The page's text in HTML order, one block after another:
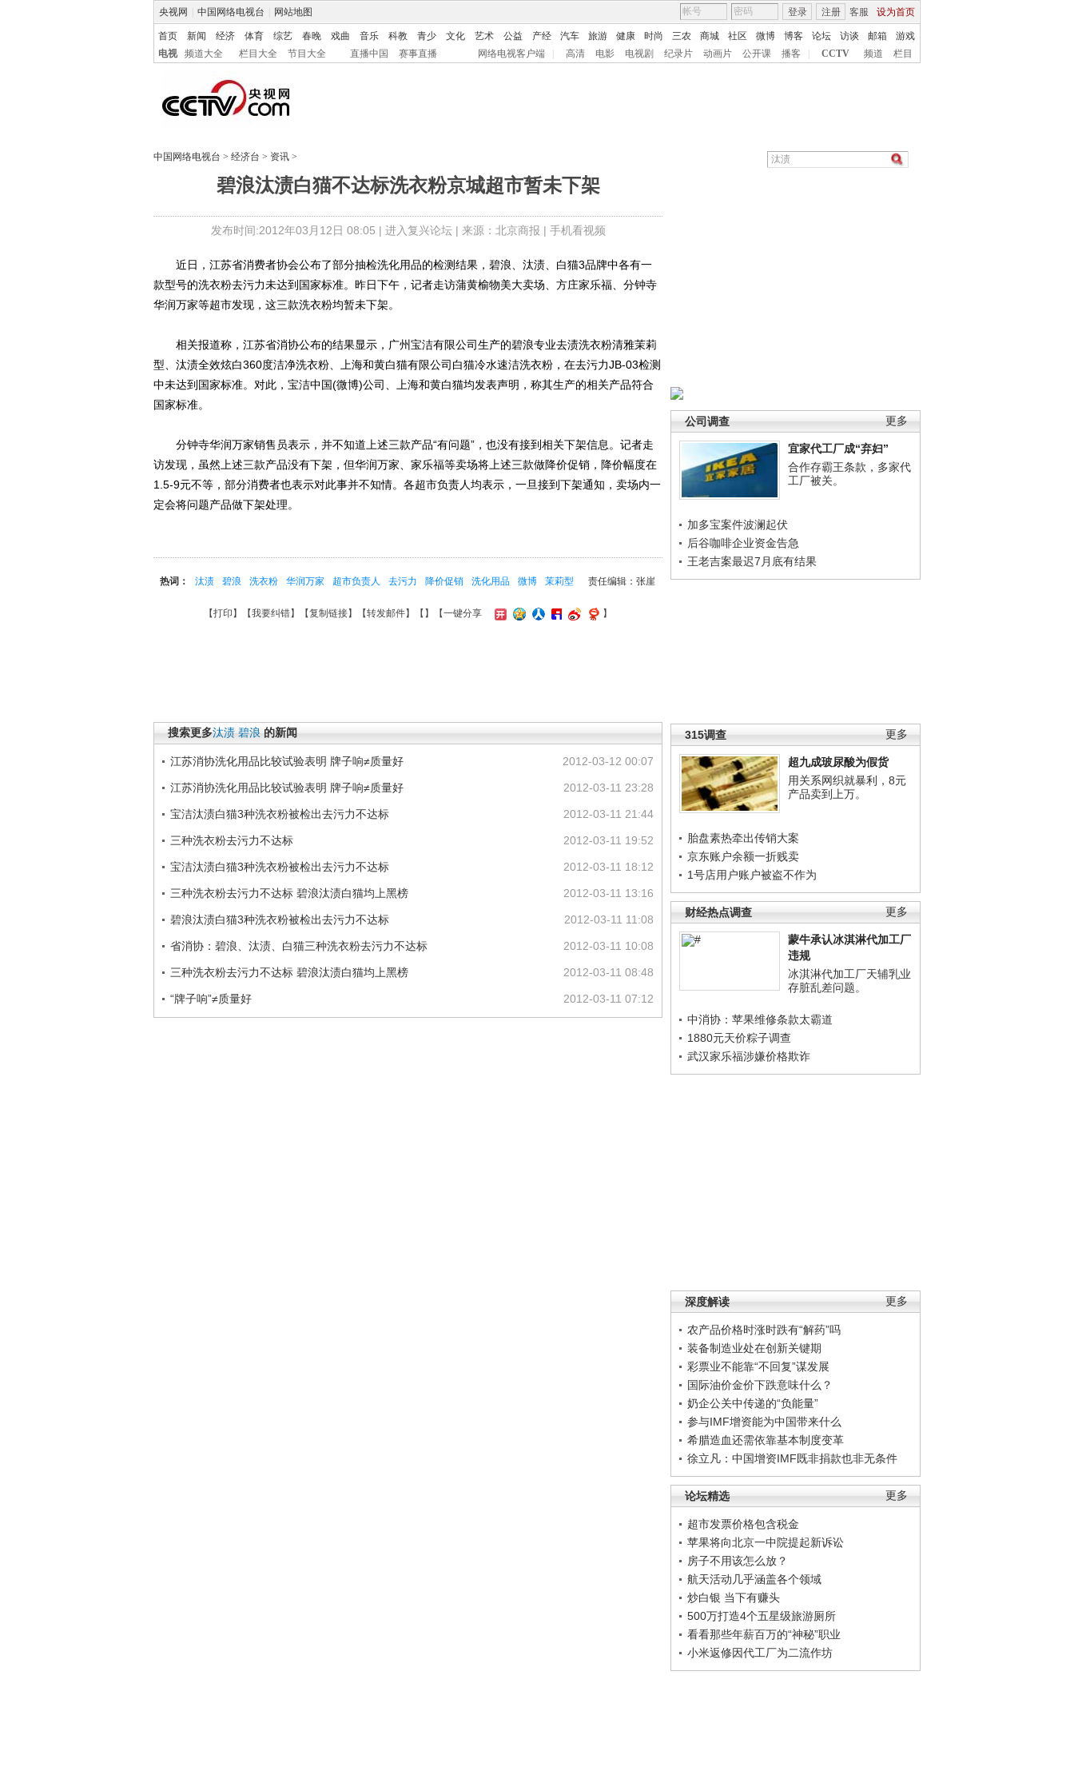
央视网 中国网络电视台 网站地图 客服 设为首页
登录 注册
首页 新闻 经济 体育 综艺 春晚 戏曲 音乐 科教 青少 文化 艺术 公益 产经 汽车 旅游 健康 时尚 三农 商城 社区 微博 博客 论坛 访谈 邮箱
游戏
电视
频道大全 栏目大全 节目大全 直播中国 赛事直播 网络电视客户端 高清 电影 电视剧 纪录片 动画片 公开课 播客 CCTV 频道 栏目
中国网络电视台 > 经济台 > 资讯 >
碧浪汰渍白猫不达标洗衣粉京城超市暂未下架
发布时间:2012年03月12日 08:05 | 进入复兴论坛| 来源：北京商报 | 手机看视频
更多
公司调查
宜家代工厂成“弃妇”
合作存霸王条款，多家代
工厂被关。
加多宝案件波澜起伏
后谷咖啡企业资金告急
王老吉案最迟7月底有结果
更多
315调查
超九成玻尿酸为假货
用关系网织就暴利，8元
产品卖到上万。
胎盘素热牵出传销大案
京东账户余额一折贱卖
1号店用户账户被盗不作为
更多
财经热点调查
蒙牛承认冰淇淋代加工厂
违规
冰淇淋代加工厂天辅乳业
存脏乱差问题。
中消协：苹果维修条款太霸道
1880元天价粽子调查
武汉家乐福涉嫌价格欺诈
更多
深度解读
农产品价格时涨时跌有“解药”吗
装备制造业处在创新关键期
彩票业不能靠“不回复”谋发展
国际油价金价下跌意味什么？
奶企公关中传递的“负能量”
参与IMF增资能为中国带来什么
希腊造血还需依靠基本制度变革
徐立凡：中国增资IMF既非捐款也非无条件
更多
论坛精选
超市发票价格包含税金
苹果将向北京一中院提起新诉讼
房子不用该怎么放？
航天活动几乎涵盖各个领域
炒白银 当下有赚头
500万打造4个五星级旅游厕所
看看那些年薪百万的“神秘”职业
小米返修因代工厂为二流作坊
近日，江苏省消费者协会公布了部分抽检洗化用品的检测结果，碧浪、汰渍、白猫3品牌中各有一
款型号的洗衣粉去污力未达到国家标准。昨日下午，记者走访蒲黄榆物美大卖场、方庄家乐福、分钟寺
华润万家等超市发现，这三款洗衣粉均暂未下架。
相关报道称，江苏省消协公布的结果显示，广州宝洁有限公司生产的碧浪专业去渍洗衣粉清雅茉莉
型、汰渍全效炫白360度洁净洗衣粉、上海和黄白猫有限公司白猫冷水速洁洗衣粉，在去污力JB-03检测
中未达到国家标准。对此，宝洁中国(微博)公司、上海和黄白猫均发表声明，称其生产的相关产品符合
国家标准。
分钟寺华润万家销售员表示，并不知道上述三款产品“有问题”，也没有接到相关下架信息。记者走
访发现，虽然上述三款产品没有下架，但华润万家、家乐福等卖场将上述三款做降价促销，降价幅度在
1.5-9元不等，部分消费者也表示对此事并不知情。各超市负责人均表示，一旦接到下架通知，卖场内一
定会将问题产品做下架处理。
责任编辑：张崖
热词： 汰渍 碧浪 洗衣粉 华润万家 超市负责人 去污力 降价促销 洗化用品 微博 茉莉型
【打印 】【我要纠错】【复制链接】【转发邮件】【 】 【一键分享 】
搜索更多汰渍 碧浪 的新闻
2012-03-12 00:07
江苏消协洗化用品比较试验表明 牌子响≠质量好
2012-03-11 23:28
江苏消协洗化用品比较试验表明 牌子响≠质量好
2012-03-11 21:44
宝洁汰渍白猫3种洗衣粉被检出去污力不达标
2012-03-11 19:52
三种洗衣粉去污力不达标
2012-03-11 18:12
宝洁汰渍白猫3种洗衣粉被检出去污力不达标
2012-03-11 13:16
三种洗衣粉去污力不达标 碧浪汰渍白猫均上黑榜
2012-03-11 11:08
碧浪汰渍白猫3种洗衣粉被检出去污力不达标
2012-03-11 10:08
省消协：碧浪、汰渍、白猫三种洗衣粉去污力不达标
2012-03-11 08:48
三种洗衣粉去污力不达标 碧浪汰渍白猫均上黑榜
2012-03-11 07:12
“牌子响”≠质量好